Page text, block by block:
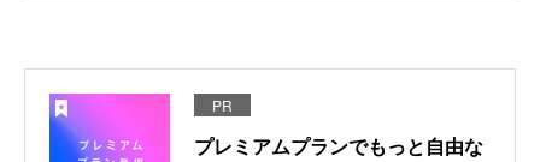
PR
プレミアムプランでもっと自由な